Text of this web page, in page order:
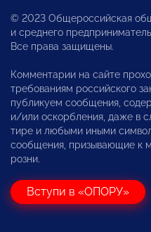
© 2023 Общероссийская
и среднего
Все права защищены.
Комментарии на сайте
требованиям российского
публикуем сообщения,
и/или оскорбления, даже в
тире и любыми иными
сообщения, призывающие к
розни.
Вступи в «ОПОРУ»